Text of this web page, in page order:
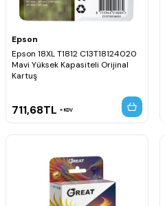
Epson
Epson 18XL T1812 C13T18124020
Mavi Yüksek Kapasiteli Orijinal
Kartuş
711,68TL KDV